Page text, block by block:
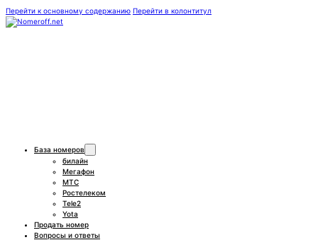
Перейти к основному содержанию Перейти в колонтитул
База номеров
билайн
Мегафон
МТС
Ростелеком
Tele2
Yota
Продать номер
Вопросы и ответы